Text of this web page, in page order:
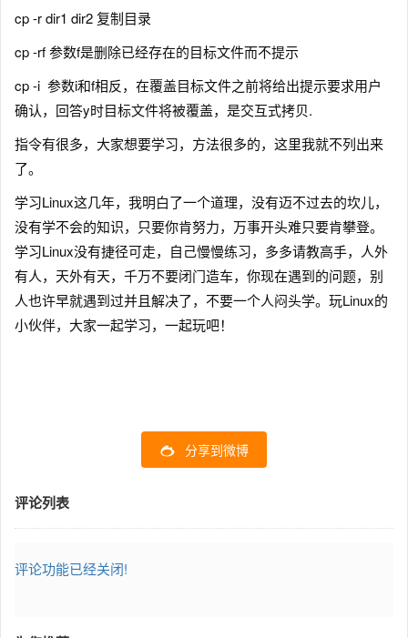
cp -r dir1 dir2 复制目录
cp -rf 参数f是删除已经存在的目标文件而不提示
cp -i 参数i和f相反，在覆盖目标文件之前将给出提示要求用户
确认，回答y时目标文件将被覆盖，是交互式拷贝.
指令有很多，大家想要学习，方法很多的，这里我就不列出来
了。
学习Linux这几年，我明白了一个道理，没有迈不过去的坎儿，
没有学不会的知识，只要你肯努力，万事开头难只要肯攀登。
学习Linux没有捷径可走，自己慢慢练习，多多请教高手，人外
有人，天外有天，千万不要闭门造车，你现在遇到的问题，别
人也许早就遇到过并且解决了，不要一个人闷头学。玩Linux的
小伙伴，大家一起学习，一起玩吧！
分享到微博
评论列表
评论功能已经关闭!